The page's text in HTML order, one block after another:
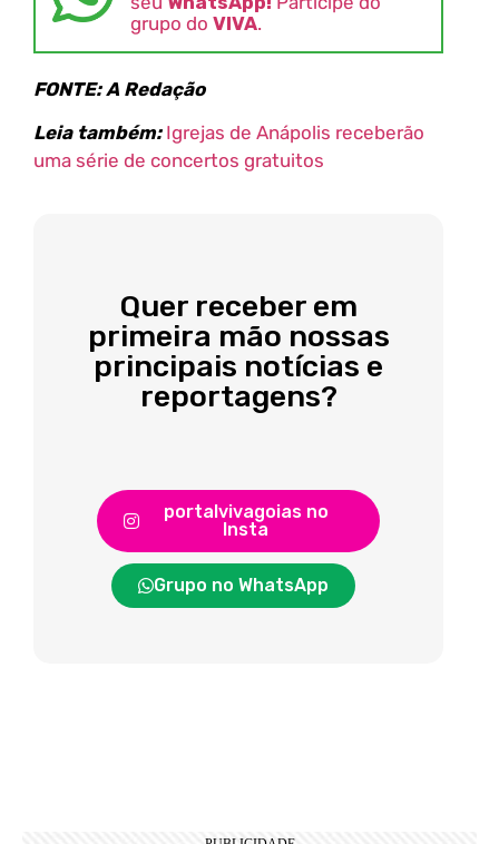
grupo do VIVA.
FONTE: A Redação
Leia também: Igrejas de Anápolis receberão
uma série de concertos gratuitos
Quer receber em
primeira mão nossas
principais notícias e
reportagens?
portalvivagoias no
Insta
Grupo no WhatsApp